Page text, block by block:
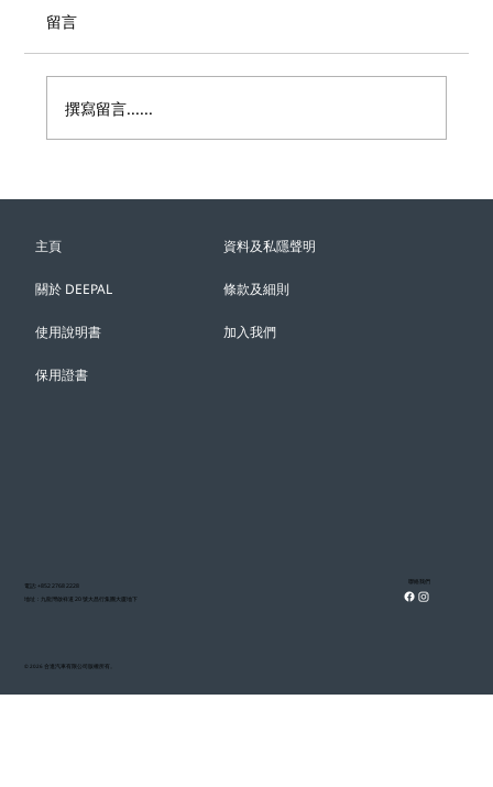
🆕 DEEPAL 全新功能嶄新登場⚡️
留言
撰寫留言......
電話: +852 2768 2228
地址：九龍灣啟祥道 20 號大昌行集團大廈地下
© 2026 合進汽車有限公司版權所有。
主頁
關於 DEEPAL
使用說明書
保用證書
資料及私隱聲明
條款及細則
加入我們
聯絡我們